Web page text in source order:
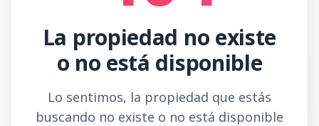
La propiedad no existe
o no está disponible
Lo sentimos, la propiedad que estás
buscando no existe o no está disponible